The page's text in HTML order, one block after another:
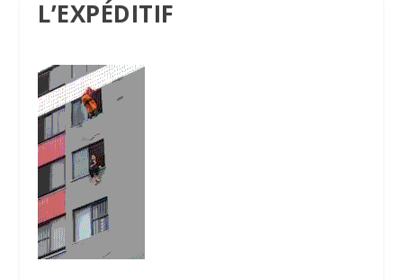
L’EXPÉDITIF